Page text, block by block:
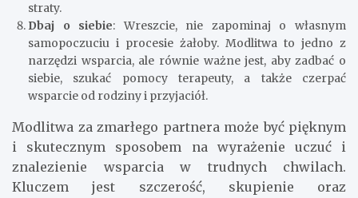
straty.
Dbaj o siebie: Wreszcie, nie zapominaj o własnym
samopoczuciu i procesie żałoby. Modlitwa to jedno z
narzędzi wsparcia, ale równie ważne jest, aby zadbać o
siebie, szukać pomocy terapeuty, a także czerpać
wsparcie od rodziny i przyjaciół.
Modlitwa za zmarłego partnera może być pięknym
i skutecznym sposobem na wyrażenie uczuć i
znalezienie wsparcia w trudnych chwilach.
Kluczem jest szczerość, skupienie oraz